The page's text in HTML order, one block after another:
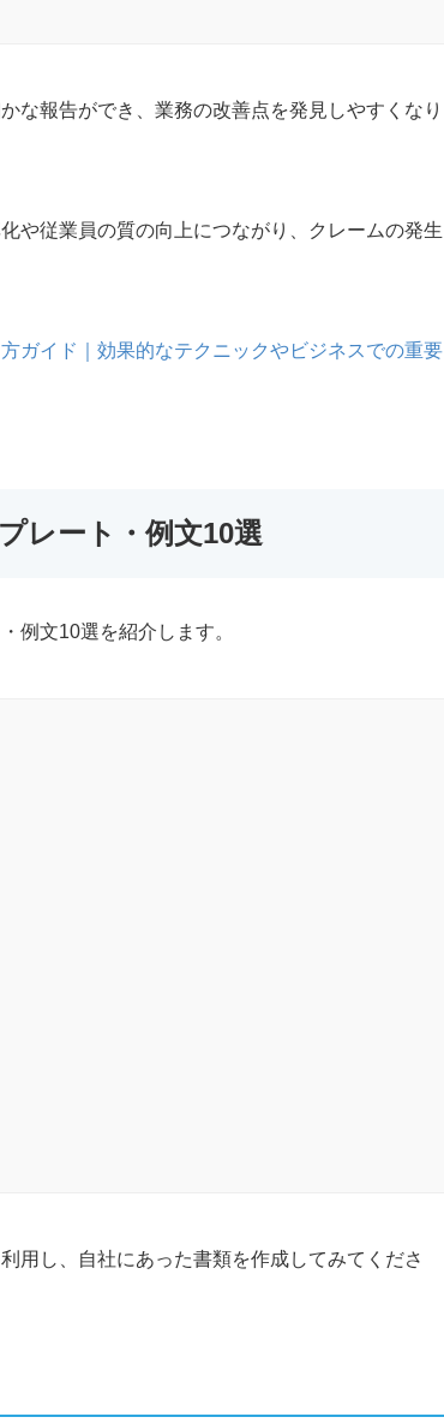
な報告ができ、業務の改善点を発見しやすくなり
や従業員の質の向上につながり、クレームの発生
ガイド｜効果的なテクニックやビジネスでの重要
レート・例文10選
例文10選を紹介します。
用し、自社にあった書類を作成してみてくださ